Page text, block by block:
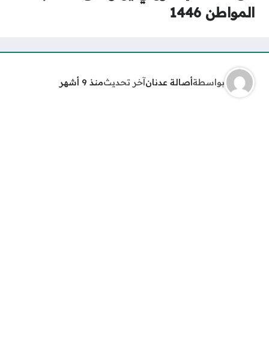
المواطن 1446
بواسطةأصالة عدنانآخر تحديثمنذ 9 أشهر